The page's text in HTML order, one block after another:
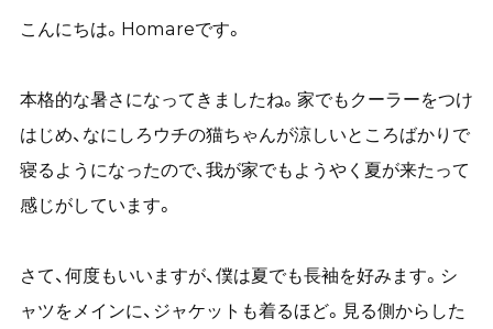
こんにちは。Homareです。
本格的な暑さになってきましたね。家でもクーラーをつけ
はじめ、なにしろウチの猫ちゃんが涼しいところばかりで
寝るようになったので、我が家でもようやく夏が来たって
感じがしています。
さて、何度もいいますが、僕は夏でも長袖を好みます。シ
ャツをメインに、ジャケットも着るほど。見る側からした